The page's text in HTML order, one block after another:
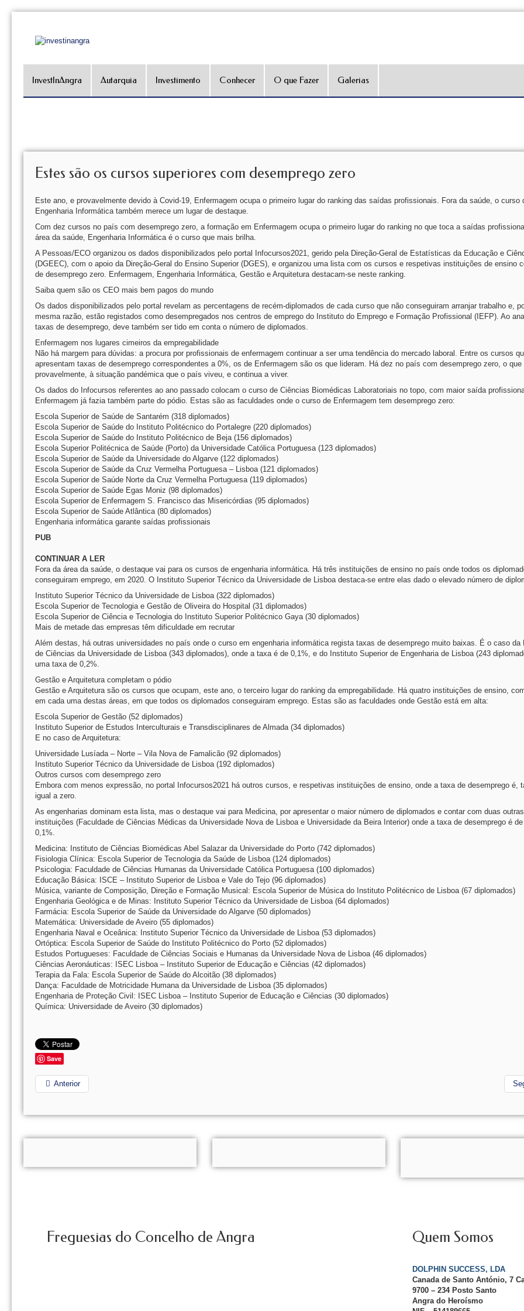
InvestInAngra Autarquia Investimento Conhecer O que Fazer Galerias
Estes são os cursos superiores com desemprego zero
Este ano, e provavelmente devido à Covid-19, Enfermagem ocupa o primeiro lugar do ranking das saídas profissionais. Fora da saúde, o curso
Engenharia Informática também merece um lugar de destaque.
Com dez cursos no país com desemprego zero, a formação em Enfermagem ocupa o primeiro lugar do ranking no que toca a saídas
área da saúde, Engenharia Informática é o curso que mais brilha.
A Pessoas/ECO organizou os dados disponibilizados pelo portal Infocursos2021, gerido pela Direção-Geral de Estatísticas da Educação e
(DGEEC), com o apoio da Direção-Geral do Ensino Superior (DGES), e organizou uma lista com os cursos e respetivas instituições de ensino
de desemprego zero. Enfermagem, Engenharia Informática, Gestão e Arquitetura destacam-se neste ranking.
Saiba quem são os CEO mais bem pagos do mundo
Os dados disponibilizados pelo portal revelam as percentagens de recém-diplomados de cada curso que não conseguiram arranjar trabalho e,
mesma razão, estão registados como desempregados nos centros de emprego do Instituto do Emprego e Formação Profissional (IEFP). Ao
taxas de desemprego, deve também ser tido em conta o número de diplomados.
Enfermagem nos lugares cimeiros da empregabilidade
Não há margem para dúvidas: a procura por profissionais de enfermagem continuar a ser uma tendência do mercado laboral. Entre os cursos
apresentam taxas de desemprego correspondentes a 0%, os de Enfermagem são os que lideram. Há dez no país com desemprego zero, o que
provavelmente, à situação pandémica que o país viveu, e continua a viver.
Os dados do Infocursos referentes ao ano passado colocam o curso de Ciências Biomédicas Laboratoriais no topo, com maior saída
Enfermagem já fazia também parte do pódio. Estas são as faculdades onde o curso de Enfermagem tem desemprego zero:
Escola Superior de Saúde de Santarém (318 diplomados)
Escola Superior de Saúde do Instituto Politécnico do Portalegre (220 diplomados)
Escola Superior de Saúde do Instituto Politécnico de Beja (156 diplomados)
Escola Superior Politécnica de Saúde (Porto) da Universidade Católica Portuguesa (123 diplomados)
Escola Superior de Saúde da Universidade do Algarve (122 diplomados)
Escola Superior de Saúde da Cruz Vermelha Portuguesa – Lisboa (121 diplomados)
Escola Superior de Saúde Norte da Cruz Vermelha Portuguesa (119 diplomados)
Escola Superior de Saúde Egas Moniz (98 diplomados)
Escola Superior de Enfermagem S. Francisco das Misericórdias (95 diplomados)
Escola Superior de Saúde Atlântica (80 diplomados)
Engenharia informática garante saídas profissionais
PUB
CONTINUAR A LER
Fora da área da saúde, o destaque vai para os cursos de engenharia informática. Há três instituições de ensino no país onde todos os
conseguiram emprego, em 2020. O Instituto Superior Técnico da Universidade de Lisboa destaca-se entre elas dado o elevado número de
Instituto Superior Técnico da Universidade de Lisboa (322 diplomados)
Escola Superior de Tecnologia e Gestão de Oliveira do Hospital (31 diplomados)
Escola Superior de Ciência e Tecnologia do Instituto Superior Politécnico Gaya (30 diplomados)
Mais de metade das empresas têm dificuldade em recrutar
Além destas, há outras universidades no país onde o curso em engenharia informática regista taxas de desemprego muito baixas. É o caso da
de Ciências da Universidade de Lisboa (343 diplomados), onde a taxa é de 0,1%, e do Instituto Superior de Engenharia de Lisboa (243
uma taxa de 0,2%.
Gestão e Arquitetura completam o pódio
Gestão e Arquitetura são os cursos que ocupam, este ano, o terceiro lugar do ranking da empregabilidade. Há quatro instituições de ensino,
em cada uma destas áreas, em que todos os diplomados conseguiram emprego. Estas são as faculdades onde Gestão está em alta:
Escola Superior de Gestão (52 diplomados)
Instituto Superior de Estudos Interculturais e Transdisciplinares de Almada (34 diplomados)
E no caso de Arquitetura:
Universidade Lusíada – Norte – Vila Nova de Famalicão (92 diplomados)
Instituto Superior Técnico da Universidade de Lisboa (192 diplomados)
Outros cursos com desemprego zero
Embora com menos expressão, no portal Infocursos2021 há outros cursos, e respetivas instituições de ensino, onde a taxa de desemprego é,
igual a zero.
As engenharias dominam esta lista, mas o destaque vai para Medicina, por apresentar o maior número de diplomados e contar com duas outras
instituições (Faculdade de Ciências Médicas da Universidade Nova de Lisboa e Universidade da Beira Interior) onde a taxa de desemprego é de
0,1%.
Medicina: Instituto de Ciências Biomédicas Abel Salazar da Universidade do Porto (742 diplomados)
Fisiologia Clínica: Escola Superior de Tecnologia da Saúde de Lisboa (124 diplomados)
Psicologia: Faculdade de Ciências Humanas da Universidade Católica Portuguesa (100 diplomados)
Educação Básica: ISCE – Instituto Superior de Lisboa e Vale do Tejo (96 diplomados)
Música, variante de Composição, Direção e Formação Musical: Escola Superior de Música do Instituto Politécnico de Lisboa (67 diplomados)
Engenharia Geológica e de Minas: Instituto Superior Técnico da Universidade de Lisboa (64 diplomados)
Farmácia: Escola Superior de Saúde da Universidade do Algarve (50 diplomados)
Matemática: Universidade de Aveiro (55 diplomados)
Engenharia Naval e Oceânica: Instituto Superior Técnico da Universidade de Lisboa (53 diplomados)
Ortóptica: Escola Superior de Saúde do Instituto Politécnico do Porto (52 diplomados)
Estudos Portugueses: Faculdade de Ciências Sociais e Humanas da Universidade Nova de Lisboa (46 diplomados)
Ciências Aeronáuticas: ISEC Lisboa – Instituto Superior de Educação e Ciências (42 diplomados)
Terapia da Fala: Escola Superior de Saúde do Alcoitão (38 diplomados)
Dança: Faculdade de Motricidade Humana da Universidade de Lisboa (35 diplomados)
Engenharia de Proteção Civil: ISEC Lisboa – Instituto Superior de Educação e Ciências (30 diplomados)
Química: Universidade de Aveiro (30 diplomados)
Save
Anterior
Freguesias do Concelho de Angra Quem Somos
DOLPHIN SUCCESS, LDA
Canada de Santo António, 7
9700 – 234 Posto Santo
Angra do Heroísmo